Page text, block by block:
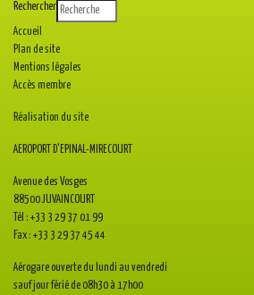
Rechercher
Accueil
Plan de site
Mentions légales
Accès membre
Réalisation du site
AEROPORT D'EPINAL-MIRECOURT
Avenue des Vosges
88500 JUVAINCOURT
Tél : +33 3 29 37 01 99
Fax : +33 3 29 37 45 44
Aérogare ouverte du lundi au vendredi
sauf jour férié de 08h30 à 17h00